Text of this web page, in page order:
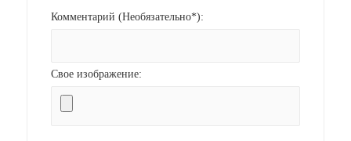
Комментарий (Необязательно*):
Свое изображение: